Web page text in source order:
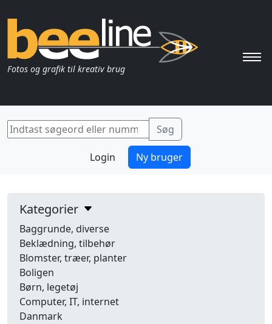
Fotos og grafik til kreativ brug
Login Ny bruger
Kategorier
Baggrunde, diverse
Beklædning, tilbehør
Blomster, træer, planter
Boligen
Børn, legetøj
Computer, IT, internet
Danmark